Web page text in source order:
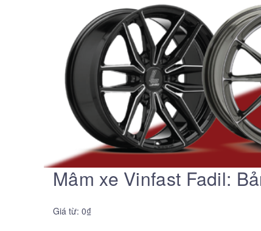
Mâm xe Vinfast Fadil:
Giá từ: 0₫